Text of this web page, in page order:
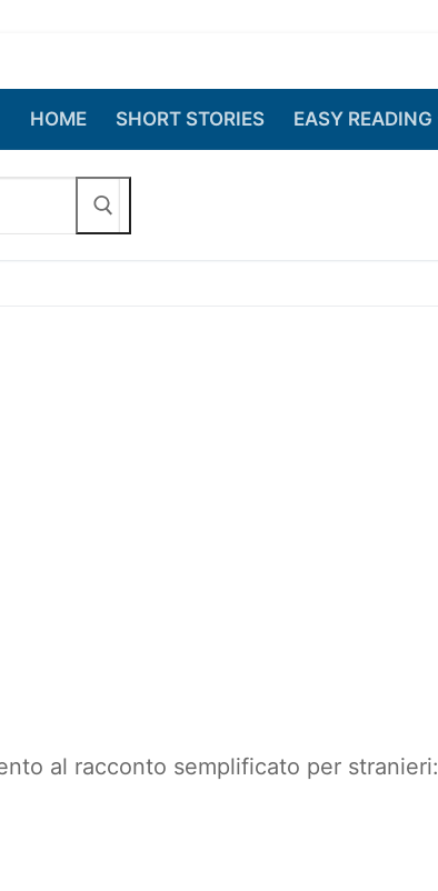
HOME SHORT STORIES EASY READING
al racconto semplificato per stranieri: